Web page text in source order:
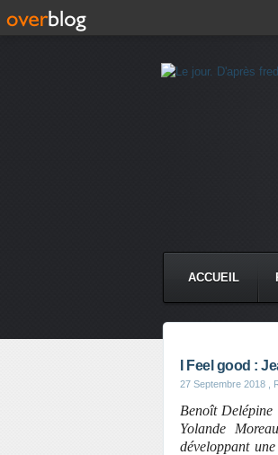
ACCUEIL
I Feel good :
27 Septembre 2018 ,
Benoît Delépine
Yolande
développant